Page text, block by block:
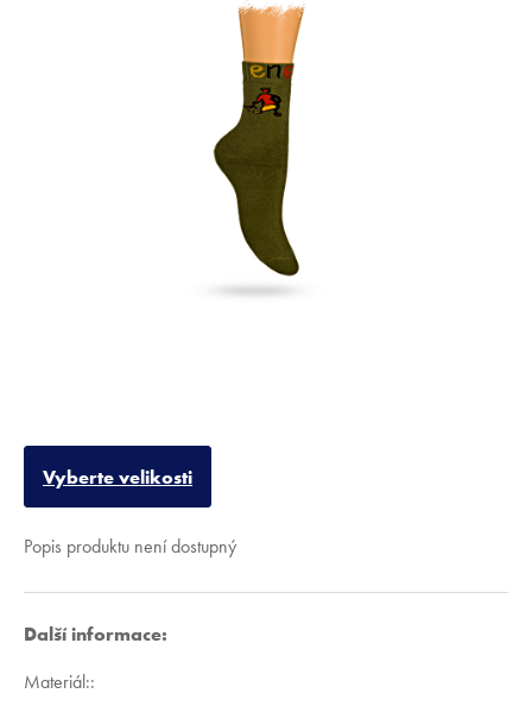
Vyberte velikosti
Popis produktu není dostupný
Další informace:
Materiál::